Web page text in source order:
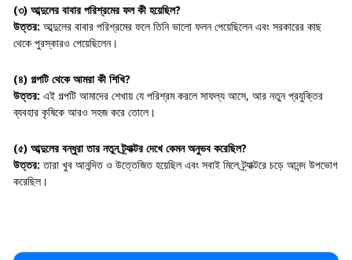
(৩) আব্দুলের বাবার পরিশ্রমের ফল কী হয়েছিল?
উত্তর: আব্দুলের বাবার পরিশ্রমের ফলে তিনি ভালো ফলন পেয়েছিলেন এবং সরকারের কাছ
থেকে পুরস্কারও পেয়েছিলেন।
(৪) গল্পটি থেকে আমরা কী শিখি?
উত্তর: এই গল্পটি আমাদের শেখায় যে পরিশ্রম করলে সাফল্য আসে, আর নতুন প্রযুক্তির
ব্যবহার কৃষিকে আরও সহজ করে তোলে।
(৫) আব্দুলের বন্ধুরা তার নতুন ট্র্যাক্টর দেখে কেমন অনুভব করেছিল?
উত্তর: তারা খুব আনন্দিত ও উত্তেজিত হয়েছিল এবং সবাই মিলে ট্র্যাক্টরে চড়ে আনন্দ উপভোগ
করেছিল।